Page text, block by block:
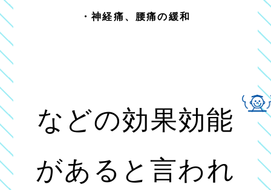
・神経痛、腰痛の緩和
などの効果効能
があると言われ